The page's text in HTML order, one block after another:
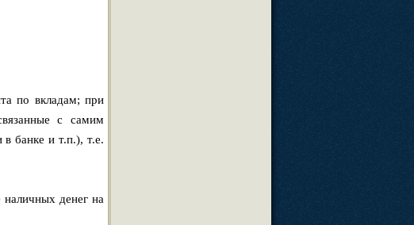
по вкладам; при
с самим
банке и т.п.), т.е.
наличных денег на